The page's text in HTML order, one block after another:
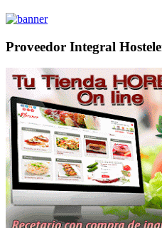
Proveedor Integral